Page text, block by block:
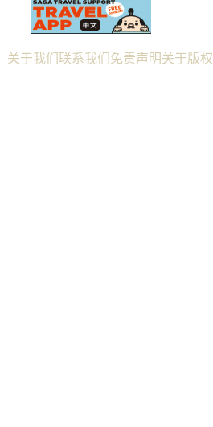
关于我们 联系我们 免责声明关于版权